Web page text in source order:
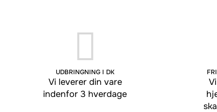
UDBRINGNING I DK
Vi leverer din vare
indenfor 3 hverdage